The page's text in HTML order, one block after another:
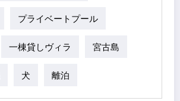
プライベートプール
一棟貸しヴィラ 宮古島
犬 離泊